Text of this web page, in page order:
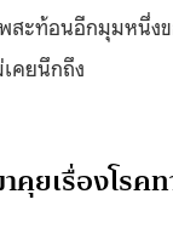
สะท้อนอีกมุมหนึ่ง
คยนึกถึง
ยเรื่องโรค